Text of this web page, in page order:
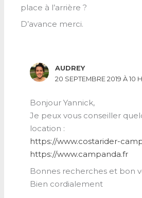
place à l’arrière ?
D’avance merci.
AUDREY
20 SEPTEMBRE 2019 À 10
Bonjour Yannick,
Je peux vous conseiller
location :
https://www.costarider-
https://www.campanda.fr
Bonnes recherches et bon
Bien cordialement